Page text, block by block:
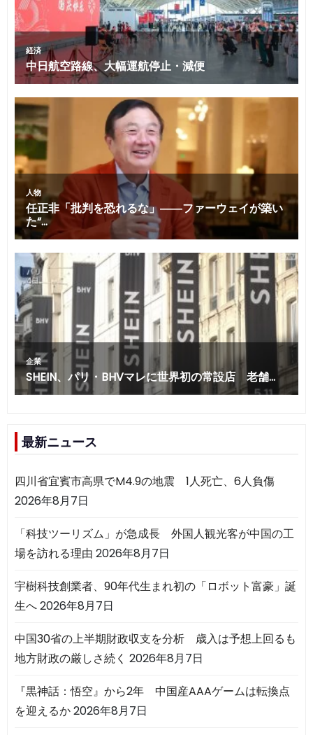
最新ニュース
四川省宜賓市高県でM4.9の地震 1人死亡、6人負傷
2026年8月7日
「科技ツーリズム」が急成長 外国人観光客が中国の工
場を訪れる理由 2026年8月7日
宇樹科技創業者、90年代生まれ初の「ロボット富豪」誕
生へ2026年8月7日
中国30省の上半期財政収支を分析 歳入は予想上回るも
地方財政の厳しさ続く 2026年8月7日
『黒神話：悟空』から2年 中国産AAAゲームは転換点
を迎えるか2026年8月7日